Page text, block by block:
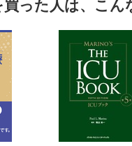
った人は、こん